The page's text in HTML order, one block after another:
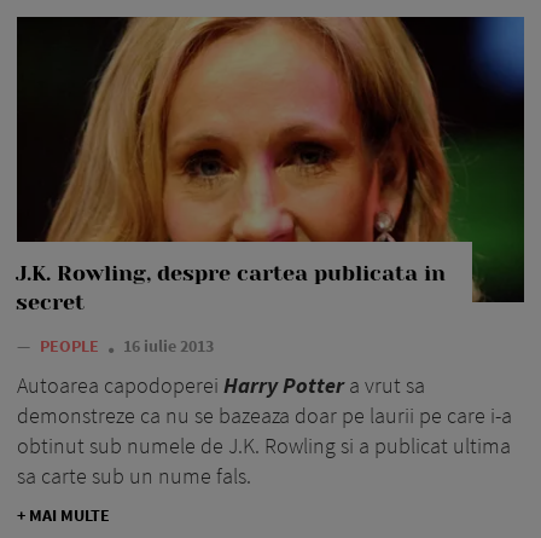
J.K. Rowling, despre cartea publicata in
secret
— PEOPLE 16 iulie 2013
Autoarea capodoperei Harry Potter a vrut sa
demonstreze ca nu se bazeaza doar pe laurii pe care i-a
obtinut sub numele de J.K. Rowling si a publicat ultima
sa carte sub un nume fals.
+ MAI MULTE